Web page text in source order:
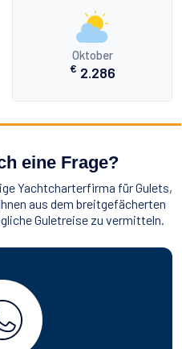
Oktober
€ 2.286
eine Frage?
Yachtcharterfirma für Gulets,
aus dem breitgefächerten
Guletreise zu vermitteln.